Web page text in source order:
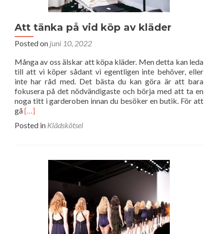
Att tänka på vid köp av kläder
Posted on juni 10, 2022
Många av oss älskar att köpa kläder. Men detta kan leda
till att vi köper sådant vi egentligen inte behöver, eller
inte har råd med. Det bästa du kan göra är att bara
fokusera på det nödvändigaste och börja med att ta en
noga titt i garderoben innan du besöker en butik. För att
gåRead
about
[…]
Posted in Klädskötsel